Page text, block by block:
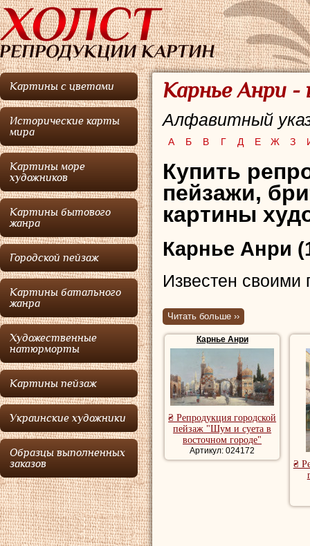
Картины с цветами
Исторические карты
мира
Картины море
художников
Картины бытового
жанра
Городской пейзаж
Картины батального
жанра
Художественные
натюрморты
Картины пейзаж
Украинские художники
Образцы выполненных
заказов
Карнье Анри -
Алфавитный
А Б В Г Д Е Ж З
Купить
пейзажи,
картины
Карнье Анри
Известен своими
Городские
купить картину
художника
Читать больше ››
Карнье Анри
₴ Репродукция городской
пейзаж "Шум и суета в
восточном городе"
Артикул: 024172
₴